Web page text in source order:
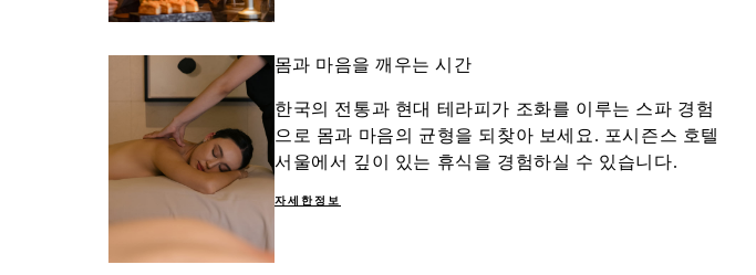
몸과 마음을 깨우는 시간
한국의 전통과 현대 테라피가 조화를 이루는 스파 경험
으로 몸과 마음의 균형을 되찾아 보세요. 포시즌스 호텔
서울에서 깊이 있는 휴식을 경험하실 수 있습니다.
자세한정보